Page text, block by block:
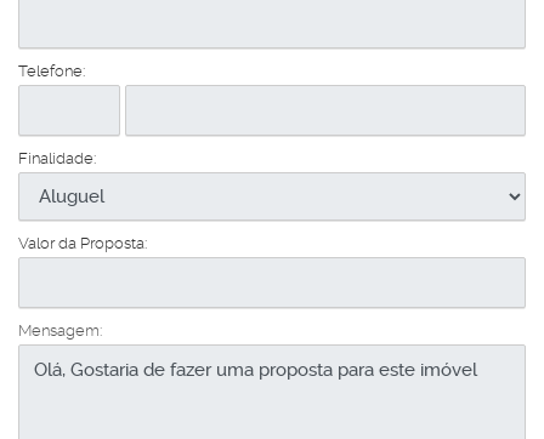
Telefone:
Finalidade:
Valor da Proposta:
Mensagem: